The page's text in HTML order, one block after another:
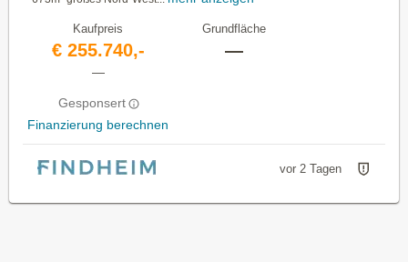
Kaufpreis
€ 255.740,-
—
Gesponsert
Finanzierung berechnen
Grundfläche
—
vor 2 Tagen